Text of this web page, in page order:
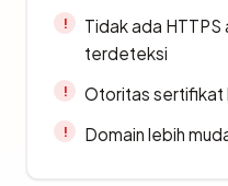
Tidak ada
terdeteksi
Otoritas sertifikat
Domain lebih